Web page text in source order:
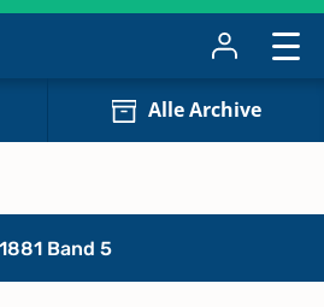
Alle Archive
Band 5